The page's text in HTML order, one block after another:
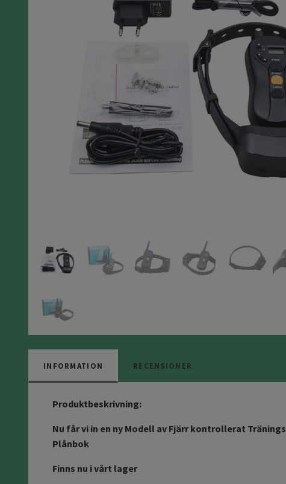
INFORMATION RECENSIONER
Produktbeskrivning:
Nu får vi in en ny Modell av Fjärr kontrollerat
Plånbok
Finns nu i vårt lager